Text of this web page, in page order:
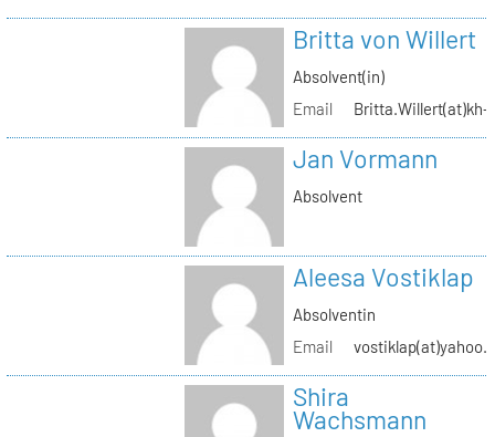
Britta von Willert
Absolvent(in)
Email
Britta.Willert(at)kh-
Jan Vormann
Absolvent
Aleesa Vostiklap
Absolventin
Email
Shira
Wachsmann